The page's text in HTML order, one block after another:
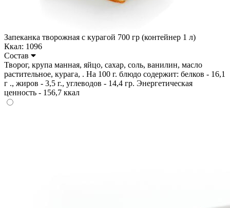
Запеканка творожная с курагой 700 гр (контейнер 1 л)
Ккал: 1096
Состав
Творог, крупа манная, яйцо, сахар, соль, ванилин, масло
растительное, курага, . На 100 г. блюдо содержит: белков - 16,1
г ., жиров - 3,5 г., углеводов - 14,4 гр. Энергетическая
ценность - 156,7 ккал